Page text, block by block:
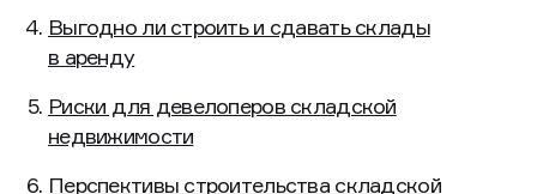
Выгодно ли строить и сдавать склады
Риски для девелоперов складской